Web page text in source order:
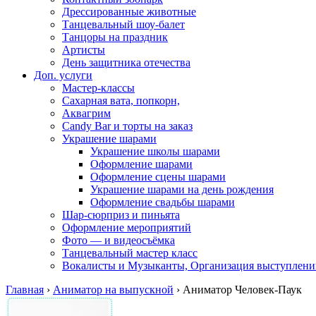
Дрессированные животные
Танцевальный шоу-балет
Танцоры на праздник
Артисты
День защитника отечества
Доп. услуги
Мастер-классы
Сахарная вата, попкорн,
Аквагрим
Candy Bar и торты на заказ
Украшение шарами
Украшение школы шарами
Оформление шарами
Оформление сцены шарами
Украшение шарами на день рождения
Оформление свадьбы шарами
Шар-сюрприз и пиньята
Оформление мероприятий
Фото — и видеосъёмка
Танцевальный мастер класс
Вокалисты и Музыканты, Организация
Главная › Аниматор на выпускной › Аниматор Человек-Паук